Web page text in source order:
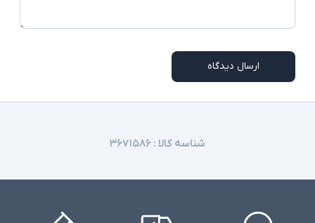
ارسال دیدگاه
شناسه کالا : ۳۶۷۱۵۸۶